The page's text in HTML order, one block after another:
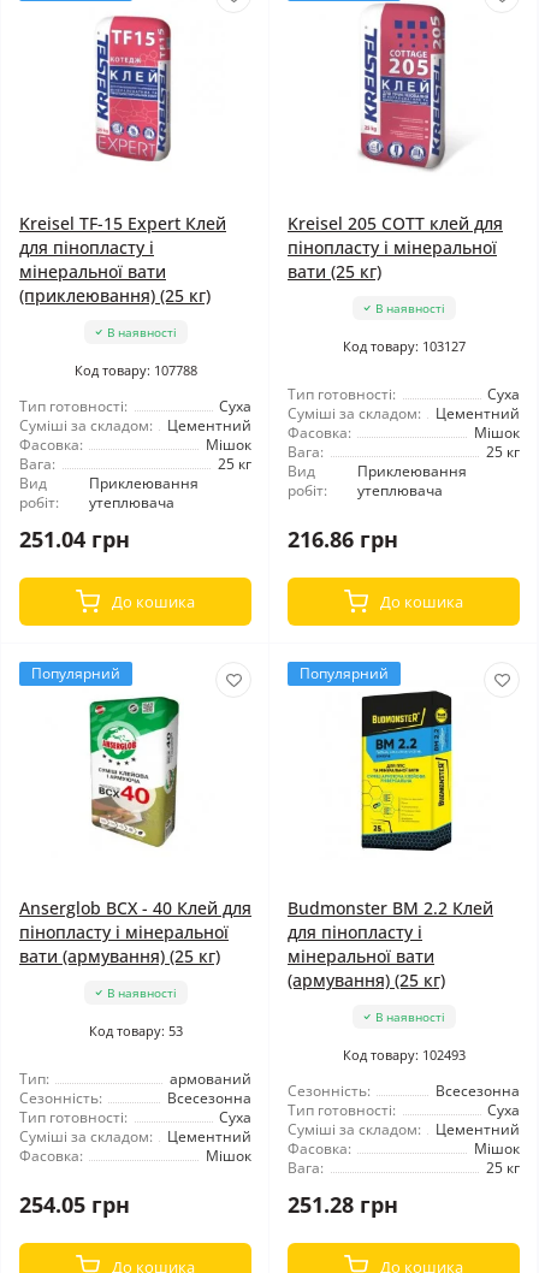
Kreisel TF-15 Expert Клей
для пінопласту і
мінеральної вати
(приклеювання) (25 кг)
В наявності
Код товару: 107788
Тип готовності:
Суха
Суміші за складом:
Цементний
Фасовка:
Мішок
Вага:
25 кг
Вид
робіт:
Приклеювання
утеплювача
251.04 грн
До кошика
Kreisel 205 СОТТ клей для
пінопласту і мінеральної
вати (25 кг)
В наявності
Код товару: 103127
Тип готовності:
Суха
Суміші за складом:
Цементний
Фасовка:
Мішок
Вага:
25 кг
Вид
робіт:
Приклеювання
утеплювача
216.86 грн
До кошика
Популярний
Anserglob BCX - 40 Клей для
пінопласту і мінеральної
вати (армування) (25 кг)
В наявності
Код товару: 53
Тип:
армований
Сезонність:
Всесезонна
Тип готовності:
Суха
Суміші за складом:
Цементний
Фасовка:
Мішок
254.05 грн
До кошика
Популярний
Budmonster BM 2.2 Клей
для пінопласту і
мінеральної вати
(армування) (25 кг)
В наявності
Код товару: 102493
Сезонність:
Всесезонна
Тип готовності:
Суха
Суміші за складом:
Цементний
Фасовка:
Мішок
Вага:
25 кг
251.28 грн
До кошика